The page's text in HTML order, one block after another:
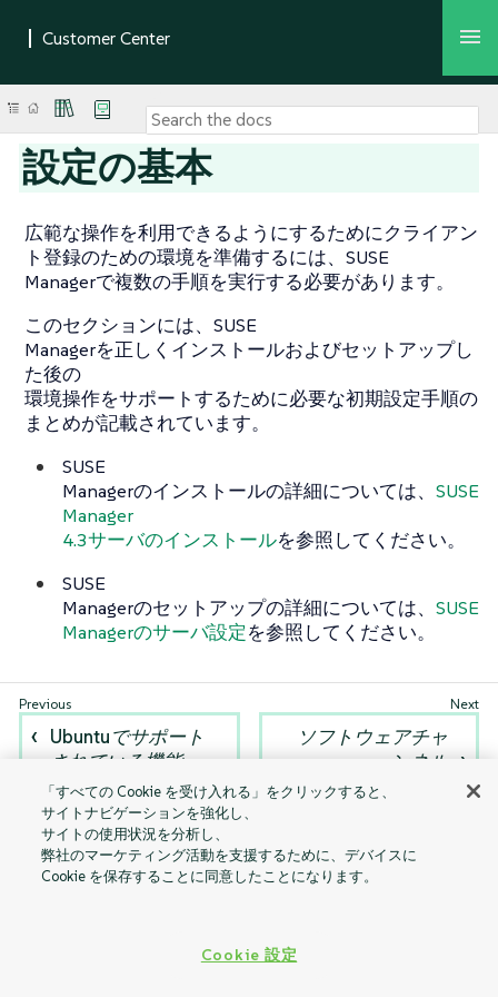
設定の基本
広範な操作を利用できるようにするためにクライアン
ト登録のための環境を準備するには、SUSE
Managerで複数の手順を実行する必要があります。
このセクションには、SUSE
Managerを正しくインストールおよびセットアップし
た後の
環境操作をサポートするために必要な初期設定手順の
まとめが記載されています。
SUSE
Managerのインストールの詳細については、 SUSE
Manager
4.3サーバのインストールを参照してください。
SUSE
Managerのセットアップの詳細については、 SUSE
Managerのサーバ設定を参照してください。
Ubuntuでサポート
されている機能
ソフトウェアチャ
ンネル
「すべての Cookie を受け入れる」をクリックすると、
サイトナビゲーションを強化し、
サイトの使用状況を分析し、
弊社のマーケティング活動を支援するために、デバイスに
Cookie を保存することに同意したことになります。
Cookie 設定